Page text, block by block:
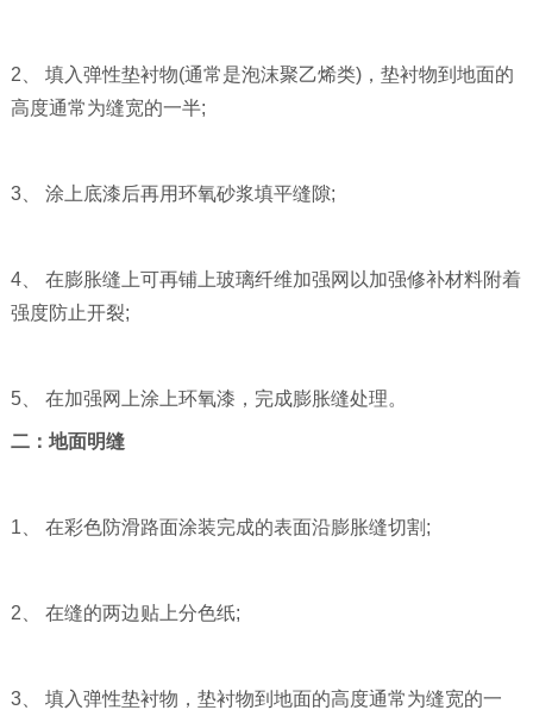
2、 填入弹性垫衬物(通常是泡沫聚乙烯类)，垫衬物到地面的
高度通常为缝宽的一半;
3、 涂上底漆后再用环氧砂浆填平缝隙;
4、 在膨胀缝上可再铺上玻璃纤维加强网以加强修补材料附着
强度防止开裂;
5、 在加强网上涂上环氧漆，完成膨胀缝处理。
二：地面明缝
1、 在彩色防滑路面涂装完成的表面沿膨胀缝切割;
2、 在缝的两边贴上分色纸;
3、 填入弹性垫衬物，垫衬物到地面的高度通常为缝宽的一